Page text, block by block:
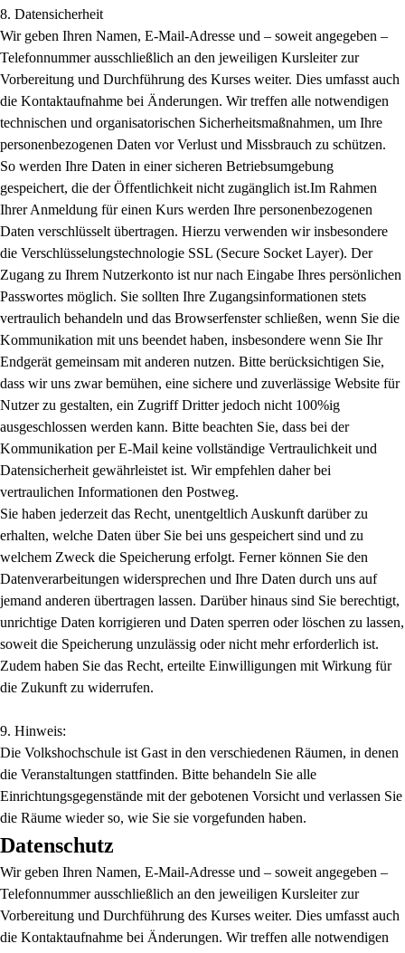
8. Datensicherheit
Wir geben Ihren Namen, E-Mail-Adresse und – soweit angegeben –
Telefonnummer ausschließlich an den jeweiligen Kursleiter zur
Vorbereitung und Durchführung des Kurses weiter. Dies umfasst auch
die Kontaktaufnahme bei Änderungen. Wir treffen alle notwendigen
technischen und organisatorischen Sicherheitsmaßnahmen, um Ihre
personenbezogenen Daten vor Verlust und Missbrauch zu schützen.
So werden Ihre Daten in einer sicheren Betriebsumgebung
gespeichert, die der Öffentlichkeit nicht zugänglich ist.Im Rahmen
Ihrer Anmeldung für einen Kurs werden Ihre personenbezogenen
Daten verschlüsselt übertragen. Hierzu verwenden wir insbesondere
die Verschlüsselungstechnologie SSL (Secure Socket Layer). Der
Zugang zu Ihrem Nutzerkonto ist nur nach Eingabe Ihres persönlichen
Passwortes möglich. Sie sollten Ihre Zugangsinformationen stets
vertraulich behandeln und das Browserfenster schließen, wenn Sie die
Kommunikation mit uns beendet haben, insbesondere wenn Sie Ihr
Endgerät gemeinsam mit anderen nutzen. Bitte berücksichtigen Sie,
dass wir uns zwar bemühen, eine sichere und zuverlässige Website für
Nutzer zu gestalten, ein Zugriff Dritter jedoch nicht 100%ig
ausgeschlossen werden kann. Bitte beachten Sie, dass bei der
Kommunikation per E-Mail keine vollständige Vertraulichkeit und
Datensicherheit gewährleistet ist. Wir empfehlen daher bei
vertraulichen Informationen den Postweg.
Sie haben jederzeit das Recht, unentgeltlich Auskunft darüber zu
erhalten, welche Daten über Sie bei uns gespeichert sind und zu
welchem Zweck die Speicherung erfolgt. Ferner können Sie den
Datenverarbeitungen widersprechen und Ihre Daten durch uns auf
jemand anderen übertragen lassen. Darüber hinaus sind Sie berechtigt,
unrichtige Daten korrigieren und Daten sperren oder löschen zu lassen,
soweit die Speicherung unzulässig oder nicht mehr erforderlich ist.
Zudem haben Sie das Recht, erteilte Einwilligungen mit Wirkung für
die Zukunft zu widerrufen.
9. Hinweis:
Die Volkshochschule ist Gast in den verschiedenen Räumen, in denen
die Veranstaltungen stattfinden. Bitte behandeln Sie alle
Einrichtungsgegenstände mit der gebotenen Vorsicht und verlassen Sie
die Räume wieder so, wie Sie sie vorgefunden haben.
Datenschutz
Wir geben Ihren Namen, E-Mail-Adresse und – soweit angegeben –
Telefonnummer ausschließlich an den jeweiligen Kursleiter zur
Vorbereitung und Durchführung des Kurses weiter. Dies umfasst auch
die Kontaktaufnahme bei Änderungen. Wir treffen alle notwendigen